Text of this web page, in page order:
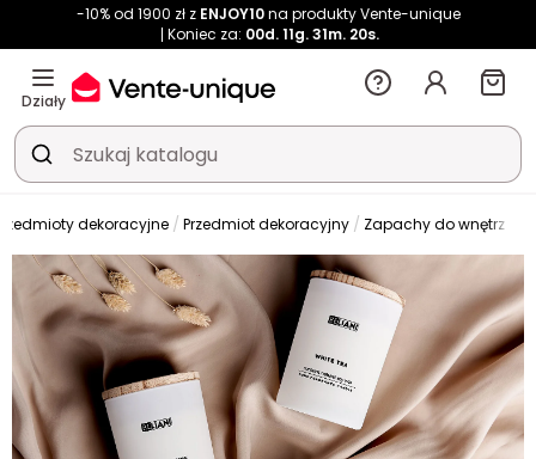
-10% od 1900 zł z ENJOY10na produkty Vente-unique
Koniec za: 00d. 11g. 31m. 19s.
Działy
dekoracyjne Przedmiot dekoracyjny Zapachy do wnętrz